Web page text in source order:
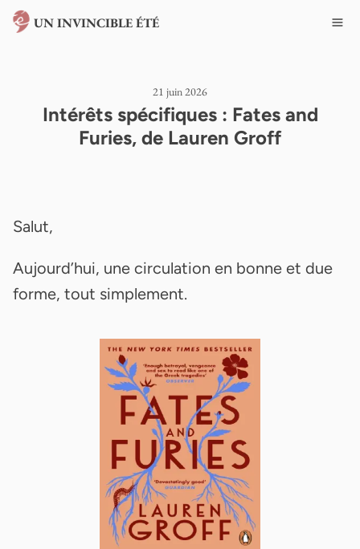
UN INVINCIBLE ÉTÉ
21 juin 2026
Intérêts spécifiques : Fates and
Furies, de Lauren Groff
Salut,
Aujourd’hui, une circulation en bonne et due
forme, tout simplement.